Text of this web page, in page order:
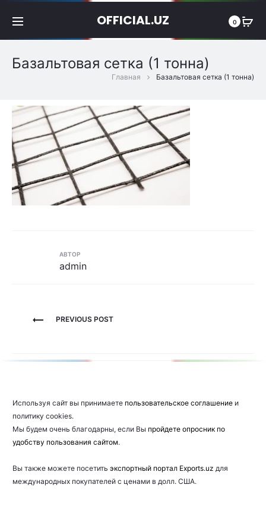
OFFICIAL.UZ 0
Базальтовая сетка (1 тонна)
Главная Базальтовая сетка (1 тонна)
АВТОР
admin
НавигацияPREVIOUS POST
Используя сайт вы принимаете пользовательское соглашение и
политику cookies.
Мы будем очень благодарны, если Вы пройдете опросник по
удобству пользования сайтом.
Вы также можете посетить экспортный портал Exports.uz для
международных покупателей с ценами в долл. США.